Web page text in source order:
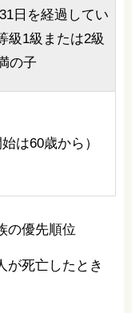
日を経過してい
級1級または2級
の子
は60歳から）
の優先順位
が死亡したとき